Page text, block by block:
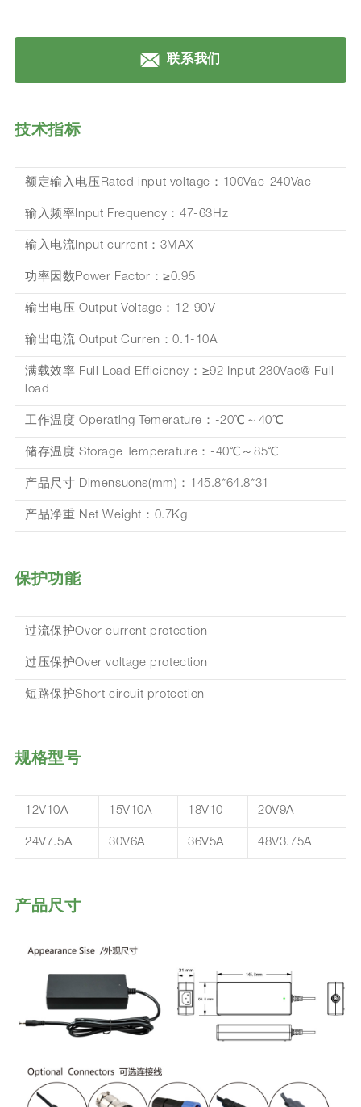
联系我们
技术指标
额定输入电压Rated input voltage：100Vac-240Vac
输入频率Input Frequency：47-63Hz
输入电流Input current：3MAX
功率因数Power Factor：≥0.95
输出电压 Output Voltage：12-90V
输出电流 Output Curren：0.1-10A
满载效率 Full Load Efficiency：≥92 Input 230Vac@ Full
load
工作温度 Operating Temerature：-20℃～40℃
储存温度 Storage Temperature：-40℃～85℃
产品尺寸 Dimensuons(mm)：145.8*64.8*31
产品净重 Net Weight：0.7Kg
保护功能
过流保护Over current protection
过压保护Over voltage protection
短路保护Short circuit protection
规格型号
12V10A 15V10A 18V10 20V9A
24V7.5A 30V6A 36V5A 48V3.75A
产品尺寸